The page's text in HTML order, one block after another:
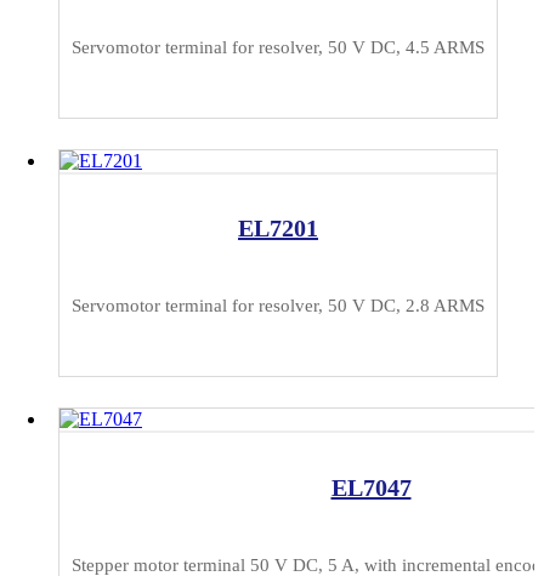
Servomotor terminal for resolver, 50 V DC, 4.5 ARMS
EL7201
Servomotor terminal for resolver, 50 V DC, 2.8 ARMS
EL7047
Stepper motor terminal 50 V DC, 5 A, with incremental